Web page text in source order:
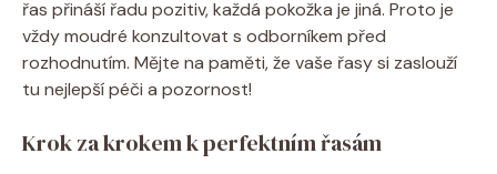
řas přináší řadu pozitiv, každá pokožka je jiná. Proto je
vždy moudré konzultovat s odborníkem před
rozhodnutím. Mějte na paměti, že vaše řasy si zaslouží
tu nejlepší péči a pozornost!
Krok za krokem k perfektním řasám